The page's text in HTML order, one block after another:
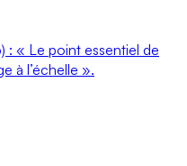
: « Le point essentiel de
à l’échelle ».